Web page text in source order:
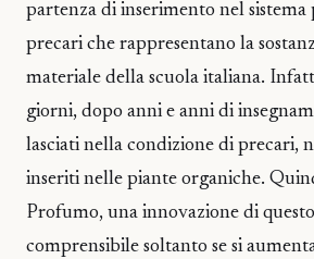
partenza di inserimento nel
precari che rappresentano la
materiale della scuola italiana.
giorni, dopo anni e anni di
lasciati nella condizione di precari,
inseriti nelle piante organiche.
Profumo, una innovazione di
comprensibile soltanto se si